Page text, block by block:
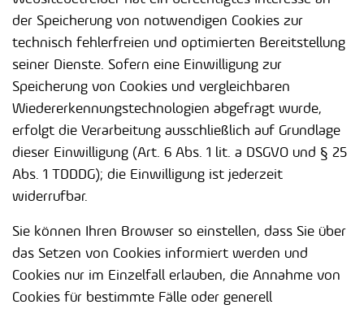
der Speicherung von notwendigen Cookies zur
technisch fehlerfreien und optimierten Bereitstellung
seiner Dienste. Sofern eine Einwilligung zur
Speicherung von Cookies und vergleichbaren
Wiedererkennungstechnologien abgefragt wurde,
erfolgt die Verarbeitung ausschließlich auf Grundlage
dieser Einwilligung (Art. 6 Abs. 1 lit. a DSGVO und § 25
Abs. 1 TDDDG); die Einwilligung ist jederzeit
widerrufbar.
Sie können Ihren Browser so einstellen, dass Sie über
das Setzen von Cookies informiert werden und
Cookies nur im Einzelfall erlauben, die Annahme von
Cookies für bestimmte Fälle oder generell